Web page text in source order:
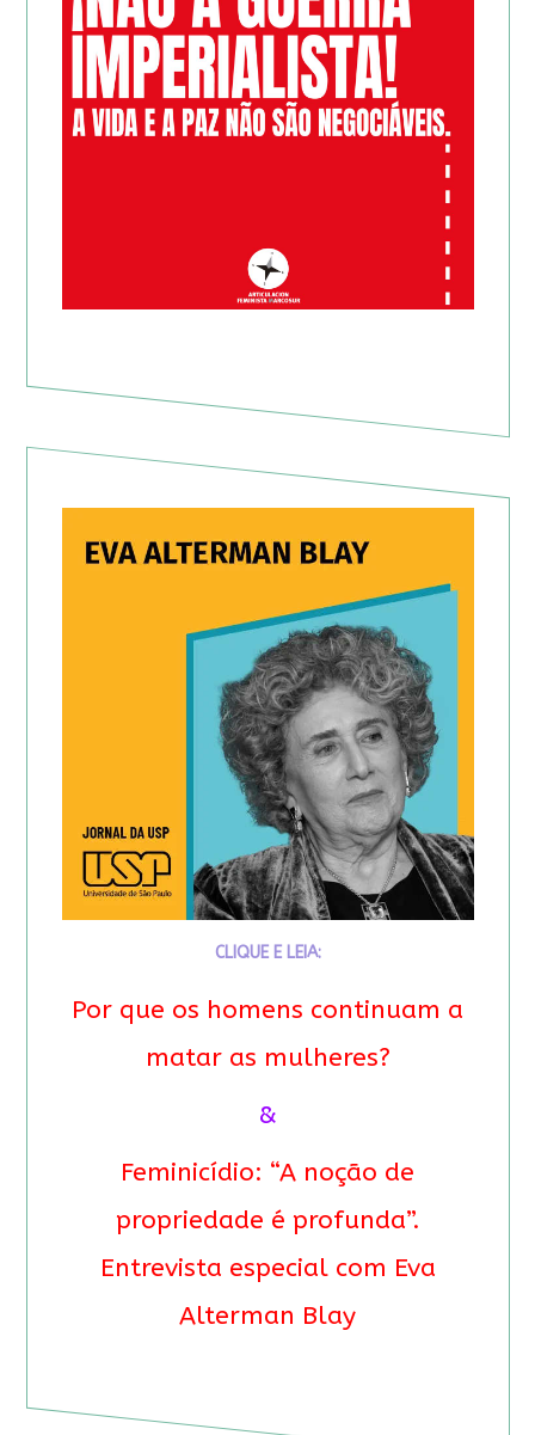
CLIQUE E LEIA:
Por que os homens continuam a
matar as mulheres?
&
Feminicídio: “A noção de
propriedade é profunda”.
Entrevista especial com Eva
Alterman Blay